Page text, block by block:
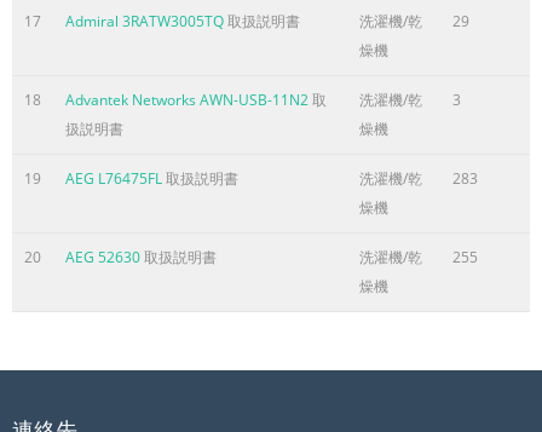
selected washing temperature, and the size of the load. water
temperature washing time the best selected FUZZY washing
SENSING PROCESSING DETERMINATION EFFECT 2-3.WATER
CONTROL This model incorporates a pressure sensor which
replaced by the manufacturer or its authorized service
order to avoid a hazard. (PLC Modem) ACCESSORIES 7
17 Admiral 3RATW3005TQ取扱説明書
洗濯機/乾
燥機
29
18 Advantek Networks AWN-USB-11N2取
扱説明書
洗濯機/乾
燥機
3
19 AEG L76475FL取扱説明書
洗濯機/乾
燥機
283
20 AEG 52630取扱説明書
洗濯機/乾
燥機
255